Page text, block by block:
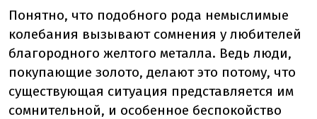
Понятно, что подобного рода немыслимые
колебания вызывают сомнения у любителей
благородного желтого металла. Ведь люди,
покупающие золото, делают это потому, что
существующая ситуация представляется им
сомнительной, и особенное беспокойство